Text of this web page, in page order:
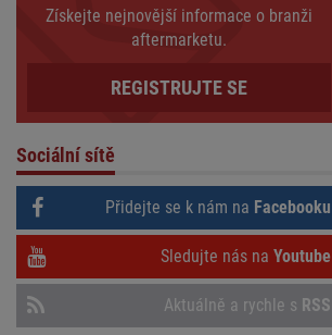
Získejte nejnovější informace o branži
aftermarketu.
REGISTRUJTE SE
Sociální sítě
Přidejte se k nám na Facebooku
Sledujte nás na Youtube
Aktuálně a rychle s RSS